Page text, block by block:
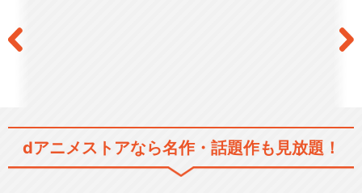
dアニメストアなら名作・話題作も見放題！